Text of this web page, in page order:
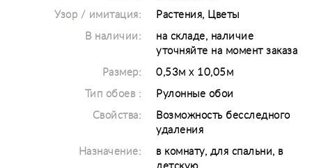
Узор / имитация: Растения, Цветы
В наличии:
на складе, наличие
уточняйте на момент заказа
Размер: 0,53м х 10,05м
Тип обоев : Рулонные обои
Свойства:
Возможность бесследного
удаления
Назначение:
в комнату, для спальни, в